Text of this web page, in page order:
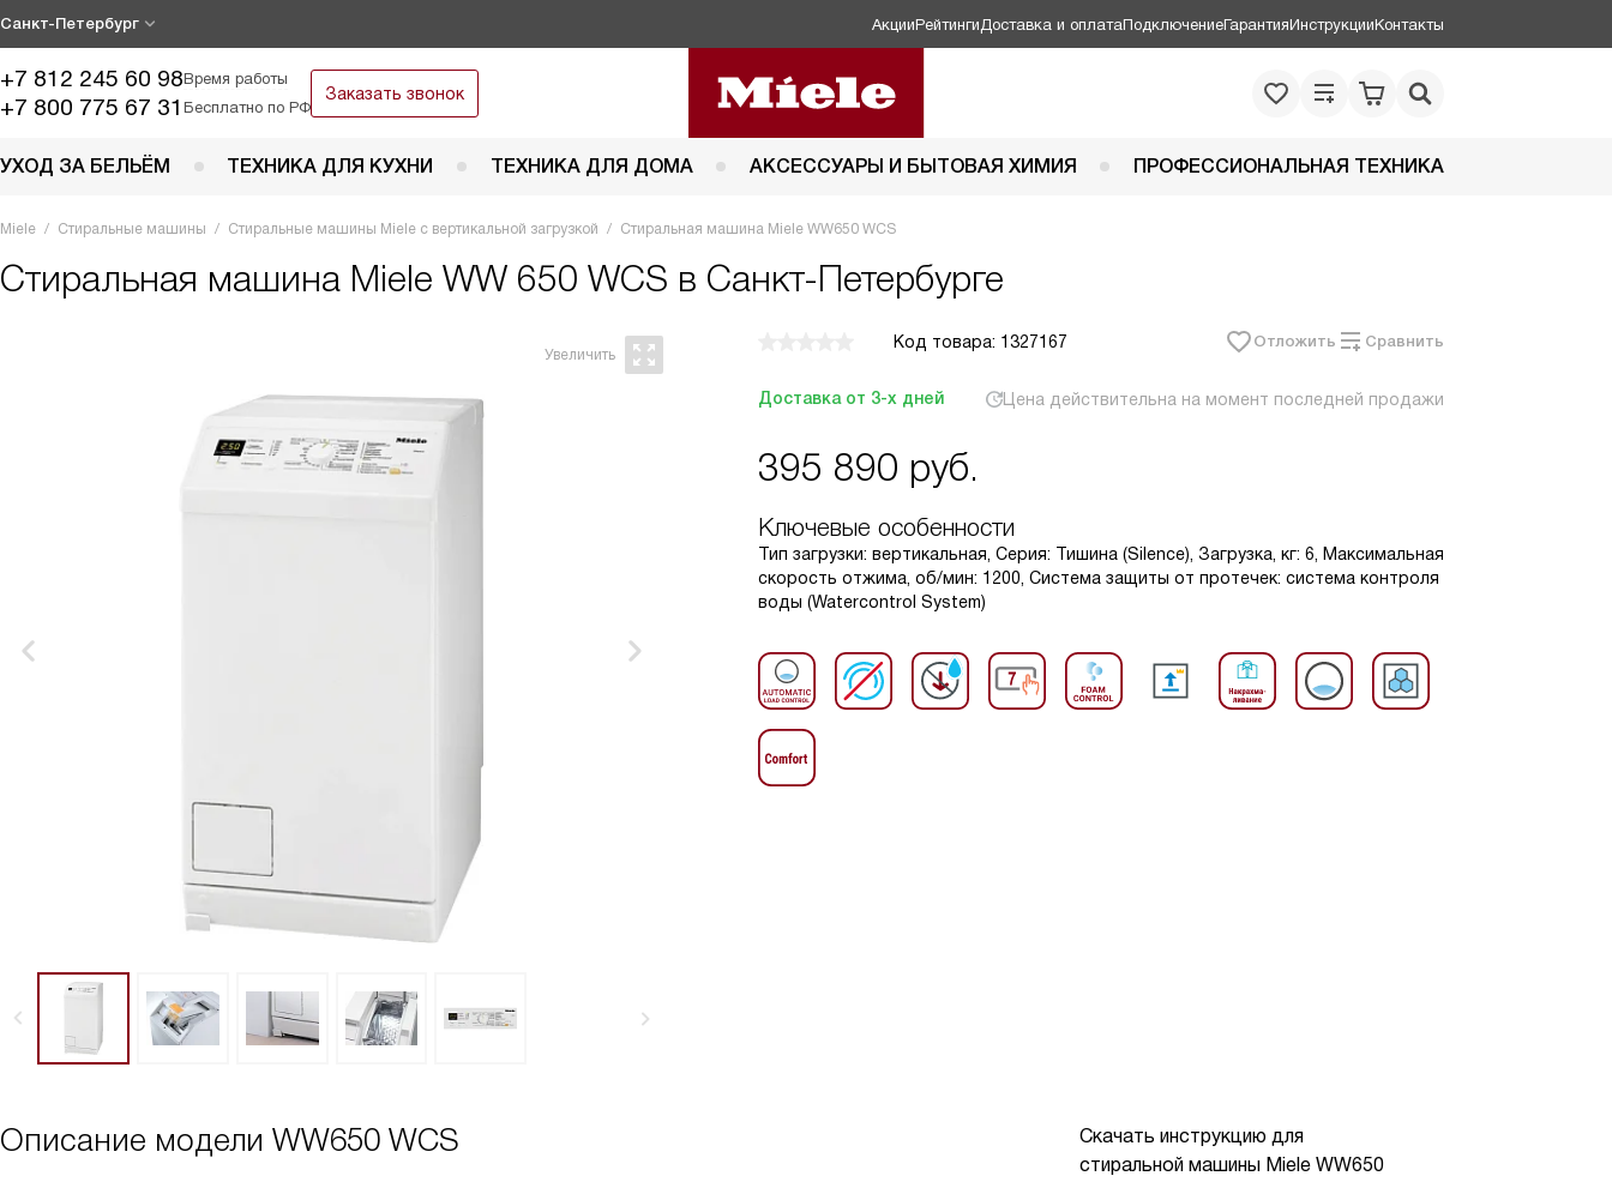
Санкт-Петербург АкцииРейтинги Доставка и оплатаПодключениеГарантияИнструкцииКонтакты
+7 812 245 60 98Время работы
+7 800 775 67 31 Бесплатно по РФ
Заказать звонок
УХОД ЗА БЕЛЬЁМ ТЕХНИКА ДЛЯ КУХНИ ТЕХНИКА ДЛЯ ДОМА АКСЕССУАРЫ И БЫТОВАЯ ХИМИЯ ПРОФЕССИОНАЛЬНАЯ ТЕХНИКА
Miele Стиральные машины Стиральные машины Miele с вертикальной загрузкой Стиральная машина Miele WW650 WCS
Стиральная машина Miele WW 650 WCS в Санкт-Петербурге
Код товара: 1327167 Отложить Сравнить
Доставка от 3-х дней Цена действительна на момент последней продажи
395 890 руб.
Ключевые особенности
Тип загрузки: вертикальная, Серия: Тишина (Silence), Загрузка, кг: 6, Максимальная
скорость отжима, об/мин: 1200, Система защиты от протечек: система контроля
воды (Watercontrol System)
Скачать инструкцию для
стиральной машины Miele WW650
Описание модели WW650 WCS